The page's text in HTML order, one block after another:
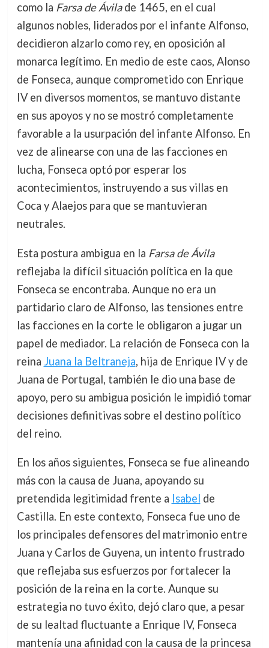
como la Farsa de Ávilade 1465, en el cual
algunos nobles, liderados por el infante Alfonso,
decidieron alzarlo como rey, en oposición al
monarca legítimo. En medio de este caos, Alonso
de Fonseca, aunque comprometido con Enrique
IV en diversos momentos, se mantuvo distante
en sus apoyos y no se mostró completamente
favorable a la usurpación del infante Alfonso. En
vez de alinearse con una de las facciones en
lucha, Fonseca optó por esperar los
acontecimientos, instruyendo a sus villas en
Coca y Alaejos para que se mantuvieran
neutrales.
Esta postura ambigua en la Farsa de Ávila
reflejaba la difícil situación política en la que
Fonseca se encontraba. Aunque no era un
partidario claro de Alfonso, las tensiones entre
las facciones en la corte le obligaron a jugar un
papel de mediador. La relación de Fonseca con la
reina Juana la Beltraneja, hija de Enrique IV y de
Juana de Portugal, también le dio una base de
apoyo, pero su ambigua posición le impidió tomar
decisiones definitivas sobre el destino político
del reino.
En los años siguientes, Fonseca se fue alineando
más con la causa de Juana, apoyando su
pretendida legitimidad frente a Isabel de
Castilla. En este contexto, Fonseca fue uno de
los principales defensores del matrimonio entre
Juana y Carlos de Guyena, un intento frustrado
que reflejaba sus esfuerzos por fortalecer la
posición de la reina en la corte. Aunque su
estrategia no tuvo éxito, dejó claro que, a pesar
de su lealtad fluctuante a Enrique IV, Fonseca
mantenía una afinidad con la causa de la princesa